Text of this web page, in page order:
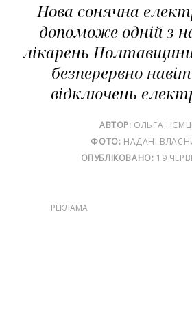
Нова сонячна
допоможе одній з
лікарень
безперервно
відключень
АВТОР: ОЛЬГА
ФОТО: НАДАНІ
ОПУБЛІКОВАНО: 19